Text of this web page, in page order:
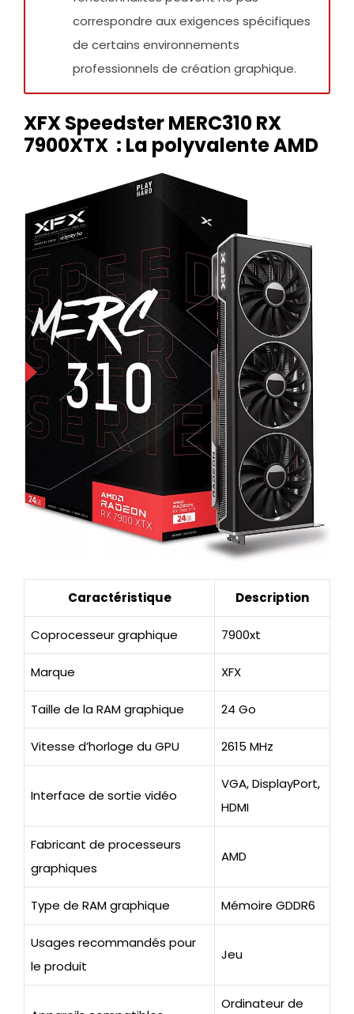
correspondre aux exigences spécifiques
de certains environnements
professionnels de création graphique.
XFX Speedster MERC310 RX
7900XTX : La polyvalente AMD
Caractéristique Description
Coprocesseur graphique 7900xt
Marque XFX
Taille de la RAM graphique 24 Go
Vitesse d’horloge du GPU 2615 MHz
Interface de sortie vidéo
VGA, DisplayPort,
HDMI
Fabricant de processeurs
graphiques
AMD
Type de RAM graphique Mémoire GDDR6
Usages recommandés pour
le produit
Jeu
Ordinateur de